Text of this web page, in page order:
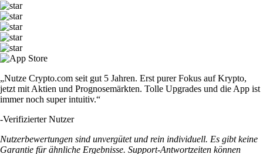
„Nutze Crypto.com seit gut 5 Jahren. Erst purer Fokus auf Krypto,
jetzt mit Aktien und Prognosemärkten. Tolle Upgrades und die App ist
immer noch super intuitiv.“
-Verifizierter Nutzer
Nutzerbewertungen sind unvergütet und rein individuell. Es gibt keine
Garantie für ähnliche Ergebnisse. Support-Antwortzeiten können